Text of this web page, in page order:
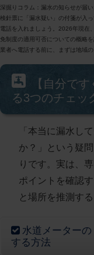
深掘りコラム：漏水の知らせが届
検針票に「漏水疑い」の付箋が入
電話を入れましょう。2026年現在
免制度の適用可否についての概略
業者へ電話する前に、まずは地域
【自分で
る3つのチェッ
「本当に漏水し
か？」という疑
りです。実は、
ポイントを確認
と場所を推測す
水道メーター
する方法